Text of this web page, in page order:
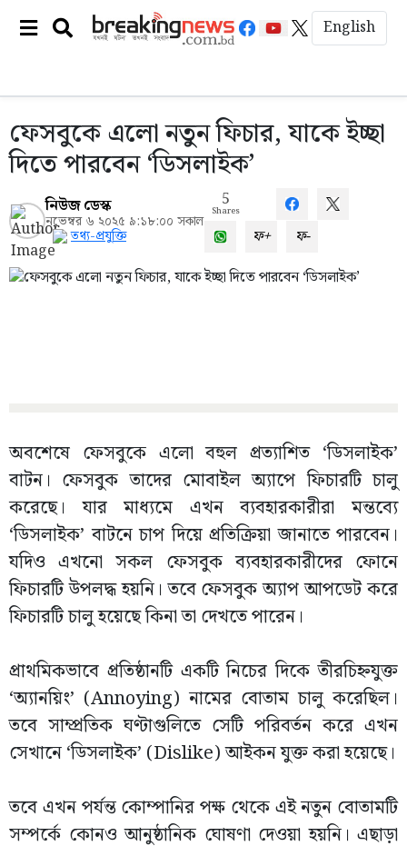
English
ফেসবুকে এলো নতুন ফিচার, যাকে ইচ্ছা
দিতে পারবেন ‘ডিসলাইক’
নিউজ ডেস্ক
নভেম্বর ৬ ২০২৫ ৯:১৮:০০ সকাল
তথ্য-প্রযুক্তি
5
Shares
ফ+ ফ-
অবশেষে ফেসবুকে এলো বহুল প্রত্যাশিত ‘ডিসলাইক’
বাটন। ফেসবুক তাদের মোবাইল অ্যাপে ফিচারটি চালু
করেছে। যার মাধ্যমে এখন ব্যবহারকারীরা মন্তব্যে
‘ডিসলাইক’ বাটনে চাপ দিয়ে প্রতিক্রিয়া জানাতে পারবেন।
যদিও এখনো সকল ফেসবুক ব্যবহারকারীদের ফোনে
ফিচারটি উপলদ্ধ হয়নি। তবে ফেসবুক অ্যাপ আপডেট করে
ফিচারটি চালু হয়েছে কিনা তা দেখতে পারেন।
প্রাথমিকভাবে প্রতিষ্ঠানটি একটি নিচের দিকে তীরচিহ্নযুক্ত
‘অ্যানয়িং’ (Annoying) নামের বোতাম চালু করেছিল।
তবে সাম্প্রতিক ঘণ্টাগুলিতে সেটি পরিবর্তন করে এখন
সেখানে ‘ডিসলাইক’ (Dislike) আইকন যুক্ত করা হয়েছে।
তবে এখন পর্যন্ত কোম্পানির পক্ষ থেকে এই নতুন বোতামটি
সম্পর্কে কোনও আনুষ্ঠানিক ঘোষণা দেওয়া হয়নি। এছাড়া